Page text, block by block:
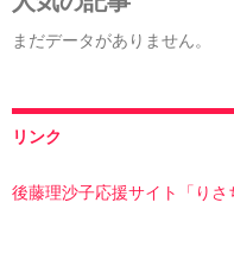
まだデータがありません。
リンク
後藤理沙子応援サイト「り